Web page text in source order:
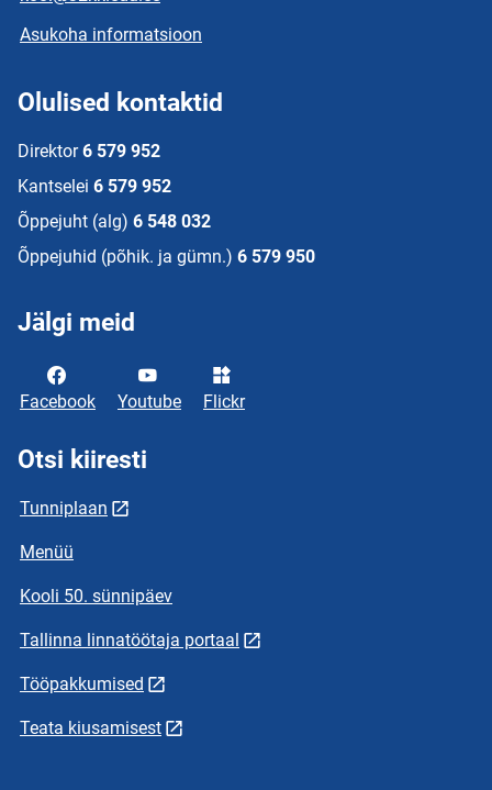
Asukoha informatsioon
Olulised kontaktid
Direktor 6 579 952
Kantselei 6 579 952
Õppejuht (alg) 6 548 032
Õppejuhid (põhik. ja gümn.) 6 579 950
Jälgi meid
Facebook Youtube Flickr
Otsi kiiresti
Tunniplaan
Menüü
Kooli 50. sünnipäev
Tallinna linnatöötaja portaal
Tööpakkumised
Teata kiusamisest